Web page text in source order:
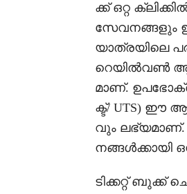
ക്ക് ഒറ്റ
സേവനങ്ങളും
യാത്രയിലെ
റെയിൽവൺ
മാണ്.
ക്ട്/ UTS) ഈ
വും ലഭ്യമാണ്.
നങ്ങൾക്കായി
ടിക്കറ്റ് ബുക്ക്